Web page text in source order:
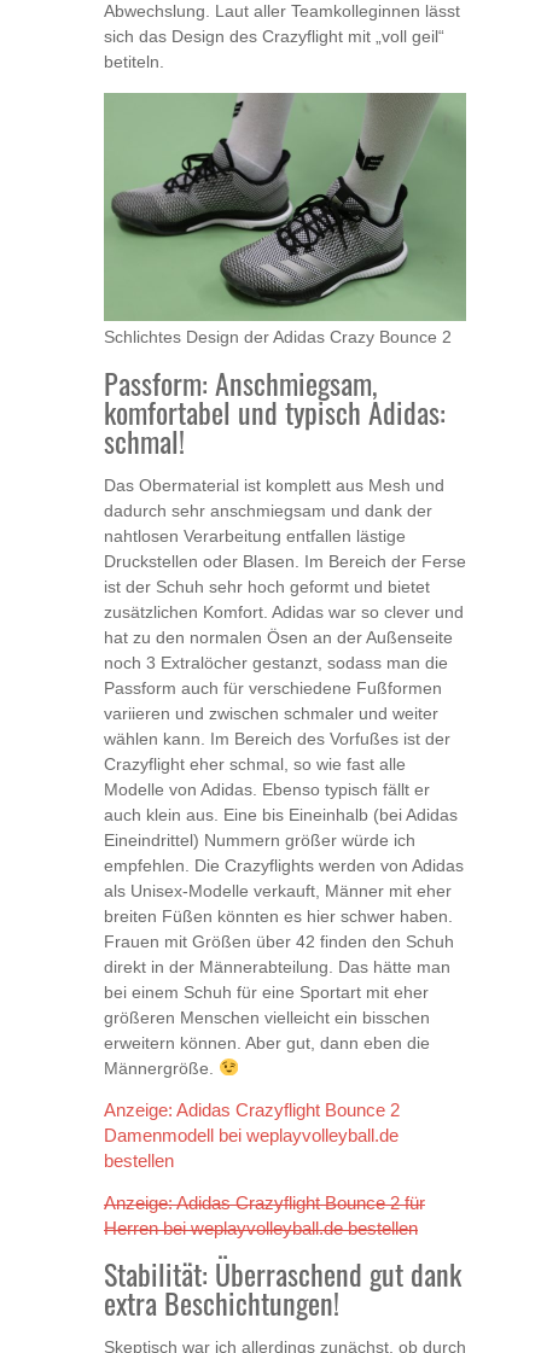
Abwechslung. Laut aller Teamkolleginnen lässt
sich das Design des Crazyflight mit „voll geil“
betiteln.
Schlichtes Design der Adidas Crazy Bounce 2
Passform: Anschmiegsam,
komfortabel und typisch Adidas:
schmal!
Das Obermaterial ist komplett aus Mesh und
dadurch sehr anschmiegsam und dank der
nahtlosen Verarbeitung entfallen lästige
Druckstellen oder Blasen. Im Bereich der Ferse
ist der Schuh sehr hoch geformt und bietet
zusätzlichen Komfort. Adidas war so clever und
hat zu den normalen Ösen an der Außenseite
noch 3 Extralöcher gestanzt, sodass man die
Passform auch für verschiedene Fußformen
variieren und zwischen schmaler und weiter
wählen kann. Im Bereich des Vorfußes ist der
Crazyflight eher schmal, so wie fast alle
Modelle von Adidas. Ebenso typisch fällt er
auch klein aus. Eine bis Eineinhalb (bei Adidas
Eineindrittel) Nummern größer würde ich
empfehlen. Die Crazyflights werden von Adidas
als Unisex-Modelle verkauft, Männer mit eher
breiten Füßen könnten es hier schwer haben.
Frauen mit Größen über 42 finden den Schuh
direkt in der Männerabteilung. Das hätte man
bei einem Schuh für eine Sportart mit eher
größeren Menschen vielleicht ein bisschen
erweitern können. Aber gut, dann eben die
Männergröße.
Anzeige: Adidas Crazyflight Bounce 2
Damenmodell bei weplayvolleyball.de
bestellen
Anzeige: Adidas Crazyflight Bounce 2 für
Herren bei weplayvolleyball.de bestellen
Stabilität: Überraschend gut dank
extra Beschichtungen!
Skeptisch war ich allerdings zunächst, ob durch